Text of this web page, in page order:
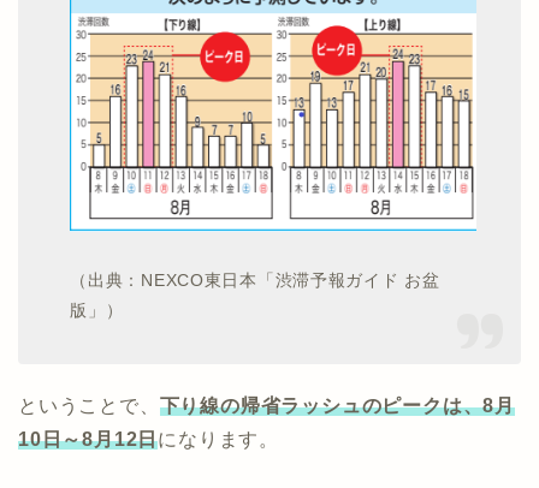
（出典：NEXCO東日本「渋滞予報ガイド お盆
版」）
ということで、 下り線の帰省ラッシュのピークは、8月
10日～8月12日になります。